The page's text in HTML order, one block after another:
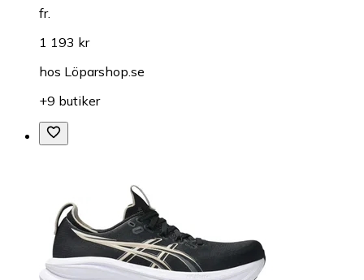
fr.
1 193 kr
hos Löparshop.se
+9 butiker